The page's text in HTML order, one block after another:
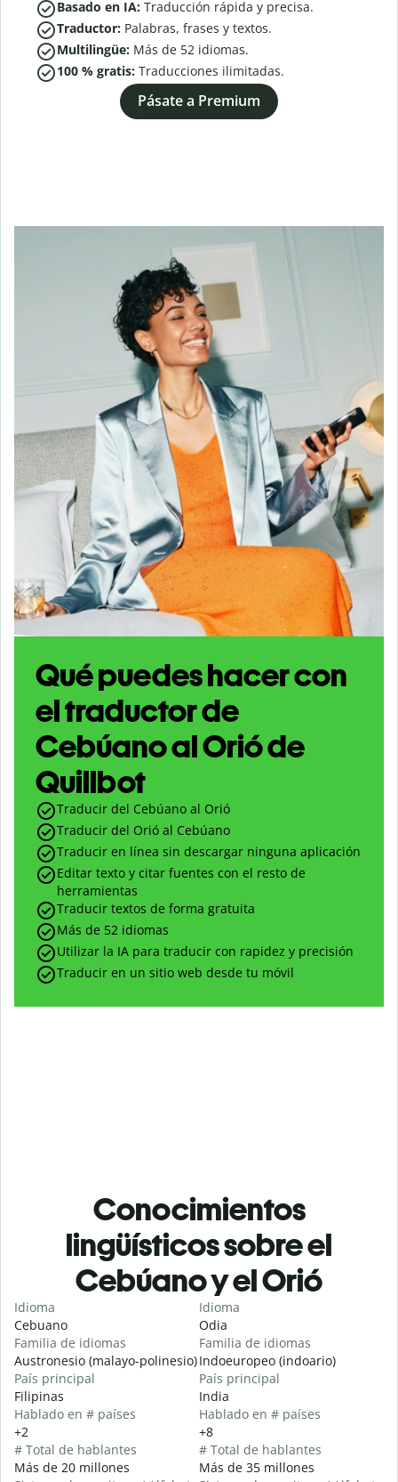
Basado en IA: Traducción rápida y precisa.
Traductor: Palabras, frases y textos.
Multilingüe: Más de 52 idiomas.
100 % gratis: Traducciones ilimitadas.
Pásate a Premium
Qué puedes hacer con
el traductor de
Cebúano al Orió de
Quillbot
Traducir del Cebúano al Orió
Traducir del Orió al Cebúano
Traducir en línea sin descargar ninguna aplicación
Editar texto y citar fuentes con el resto de
herramientas
Traducir textos de forma gratuita
Más de 52 idiomas
Utilizar la IA para traducir con rapidez y precisión
Traducir en un sitio web desde tu móvil
Conocimientos
lingüísticos sobre el
Cebúano y el Orió
Idioma
Cebuano
Familia de idiomas
Austronesio (malayo-polinesio)
País principal
Filipinas
Hablado en # países
+2
# Total de hablantes
Más de 20 millones
Idioma
Odia
Familia de idiomas
Indoeuropeo (indoario)
País principal
India
Hablado en # países
+8
# Total de hablantes
Más de 35 millones